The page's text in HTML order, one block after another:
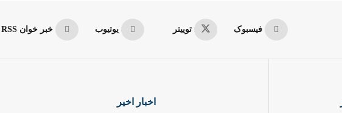
فیسبوک توییتر یوتیوب خبر خوان RSS
اخبار اخیر